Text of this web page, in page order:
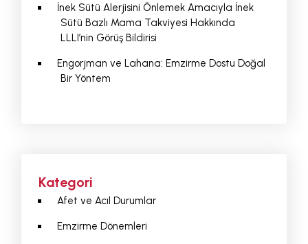
İnek Sütü Alerjisini Önlemek Amacıyla İnek
Sütü Bazlı Mama Takviyesi Hakkında
LLLI’nin Görüş Bildirisi
Engorjman ve Lahana: Emzirme Dostu Doğal
Bir Yöntem
Kategori
Afet ve Acıl Durumlar
Emzirme Dönemleri